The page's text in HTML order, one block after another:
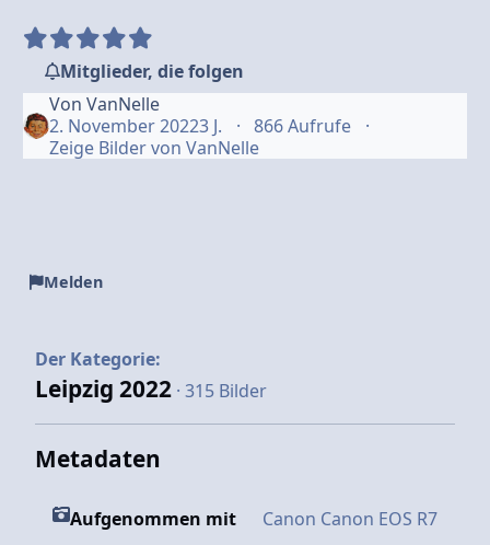
Mitglieder, die folgen
Von VanNelle
2. November 20223 J.
866 Aufrufe
Zeige Bilder von VanNelle
Melden
Der Kategorie:
Leipzig 2022 · 315 Bilder
Metadaten
Aufgenommen mit Canon Canon EOS R7